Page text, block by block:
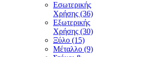
Εσωτερικής
Χρήσης (36)
Εξωτερικής
Χρήσης (30)
Ξύλο (15)
Μέταλλο (9)